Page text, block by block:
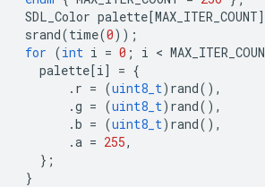
SDL_Color palette[MAX_ITER_COUNT
srand(time(0));
for (int i = 0 ; i <
palette[i] = {
. r = (uint8_t) rand(),
.g = (uint8_t) rand(),
.b = (uint8_t) rand(),
.a = 255,
};
}